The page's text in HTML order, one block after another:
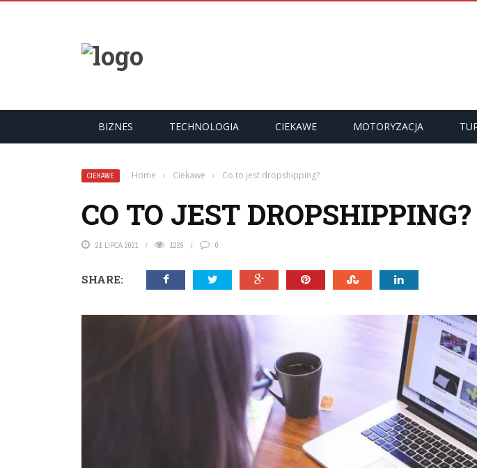
BIZNES TECHNOLOGIA CIEKAWE MOTORYZACJA
CIEKAWE Home › Ciekawe › Co to jest dropshipping?
CO TO JEST DROPSHIPPING?
21 LIPCA 2021 1229 0
SHARE: